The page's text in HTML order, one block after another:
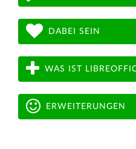
DABEI SEIN
WAS IST
ERWEITERUNGEN